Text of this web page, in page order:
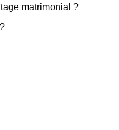
matrimonial ?